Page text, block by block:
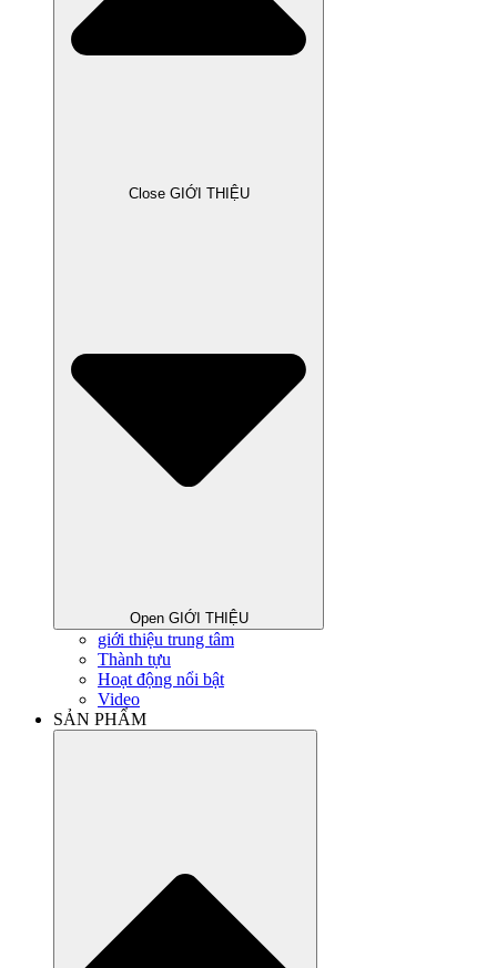
Close GIỚI THIỆU
Open GIỚI THIỆU
giới thiệu trung tâm
Thành tựu
Hoạt động nổi bật
Video
SẢN PHẨM